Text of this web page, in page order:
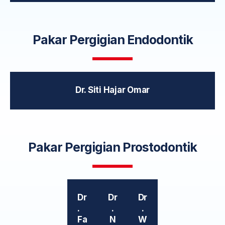
Pakar Pergigian Endodontik
Dr. Siti Hajar Omar
Pakar Pergigian Prostodontik
Dr
.
Fa
Dr
.
N
Dr
.
W